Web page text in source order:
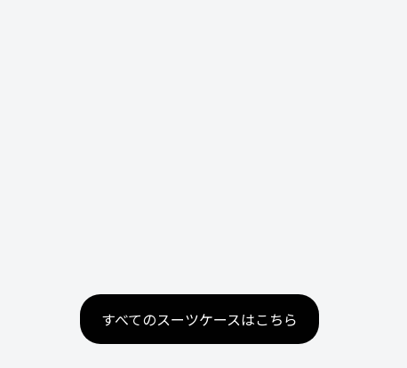
すべてのスーツケースはこちら